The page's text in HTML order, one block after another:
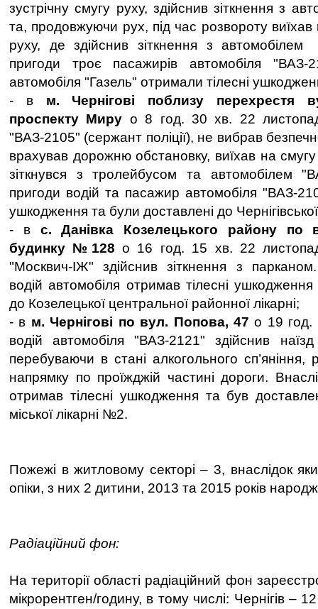
зустрічну смугу руху, здійснив зіткнення з
та, продовжуючи рух, під час розвороту виїхав
руху, де здійснив зіткнення з автомобілем
пригоди троє пасажирів автомобіля "ВАЗ-
автомобіля "Газель" отримали тілесні
- в м. Чернігові поблизу перехрестя
проспекту Миру о 8 год. 30 хв. 22
"ВАЗ-2105" (сержант поліції), не вибрав
врахував дорожню обстановку, виїхав на смугу
зіткнувся з тролейбусом та автомобілем
пригоди водій та пасажир автомобіля "ВАЗ-
ушкодження та були доставлені до
- в с. Данівка Козелецького району по
будинку №128 о 16 год. 15 хв. 22
"Москвич-ІЖ" здійснив зіткнення з
водій автомобіля отримав тілесні
до Козелецької центральної районної лікарні;
- в м. Чернігові по вул. Попова, 47 о 19 год.
водій автомобіля "ВАЗ-2121" здійснив
перебуваючи в стані алкогольного сп’яніння,
напрямку по проїжджій частині дороги.
отримав тілесні ушкодження та був
міської лікарні №2.
Пожежі в житловому секторі – 3, внаслідок
опіки, з них 2 дитини, 2013 та 2015 років
Радіаційний фон:
На території області радіаційний фон
мікрорентген/годину, в тому числі: Чернігів –